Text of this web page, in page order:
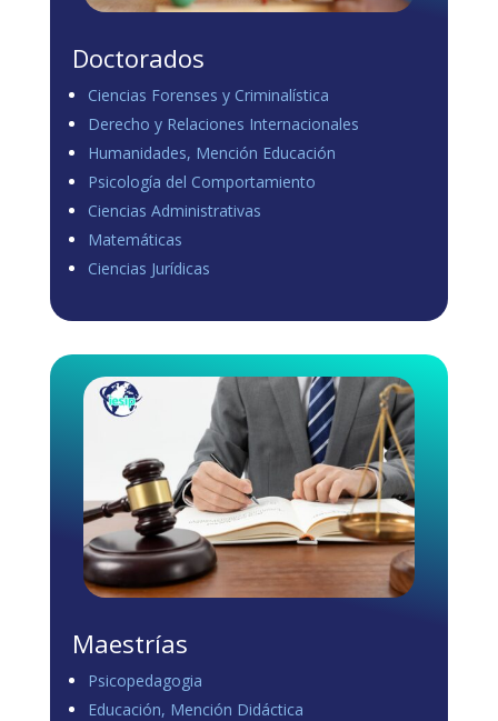
Load more
Doctorados
Ciencias Forenses y Criminalística
Derecho y Relaciones Internacionales
Humanidades, Mención Educación
Psicología del Comportamiento
Ciencias Administrativas
Matemáticas
Ciencias Jurídicas
Maestrías
Psicopedagogia
Educación, Mención Didáctica